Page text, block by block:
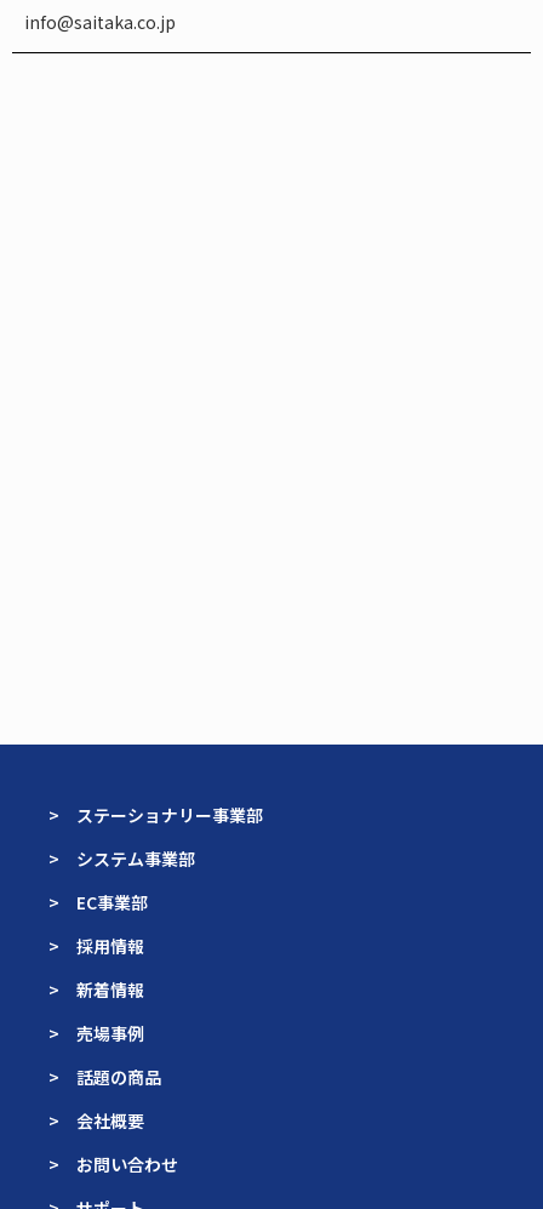
info@saitaka.co.jp
> ステーショナリー事業部
> システム事業部
> EC事業部
> 採用情報
> 新着情報
> 売場事例
> 話題の商品
> 会社概要
> お問い合わせ